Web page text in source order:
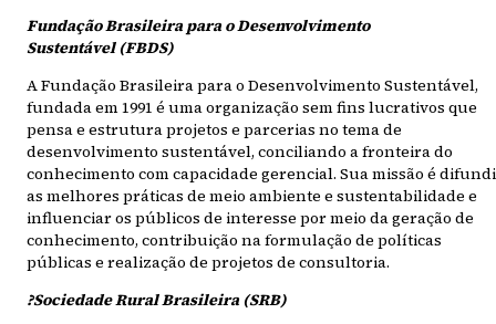
Fundação Brasileira para o Desenvolvimento
Sustentável (FBDS)
A Fundação Brasileira para o Desenvolvimento Sustentável,
fundada em 1991 é uma organização sem fins lucrativos que
pensa e estrutura projetos e parcerias no tema de
desenvolvimento sustentável, conciliando a fronteira do
conhecimento com capacidade gerencial. Sua missão é
as melhores práticas de meio ambiente e sustentabilidade e
influenciar os públicos de interesse por meio da geração de
conhecimento, contribuição na formulação de políticas
públicas e realização de projetos de consultoria.
?Sociedade Rural Brasileira (SRB)